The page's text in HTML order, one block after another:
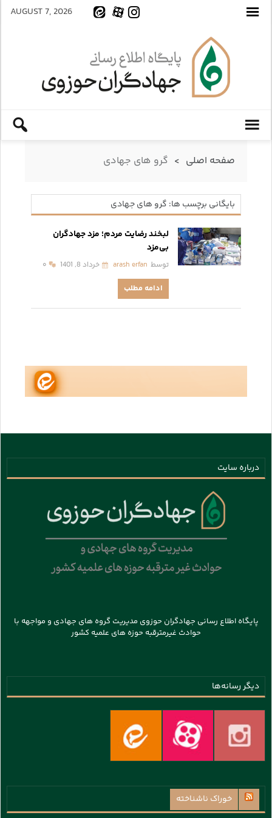
AUGUST 7, 2026
صفحه اصلی > گرو های جهادی
بایگانی برچسب ها: گرو های جهادی
لبخند رضایت مردم؛ مزد جهادگران
بی‌مزد
توسط arash erfan خرداد 8, 1401 ۰
ادامه مطلب
درباره سایت
پایگاه اطلاع رسانی جهادگران حوزوی مدیریت گروه های جهادی و مواجهه با
حوادث غیرمترقبه حوزه های علمیه کشور
دیگر رسانه‌ها
خوراک ناشناخته